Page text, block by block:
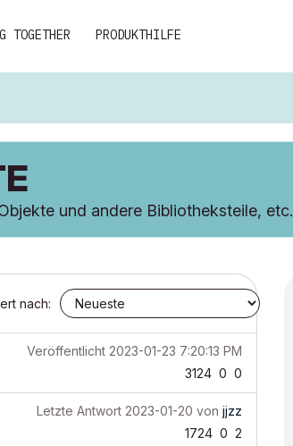
TOGETHER PRODUKTHILFE
und andere Bibliotheksteile, etc.
nach:
Veröffentlicht 2023-01-23 7:20:13 PM
3124 0 0
Letzte Antwort 2023-01-20 von jjzz
1724 0 2